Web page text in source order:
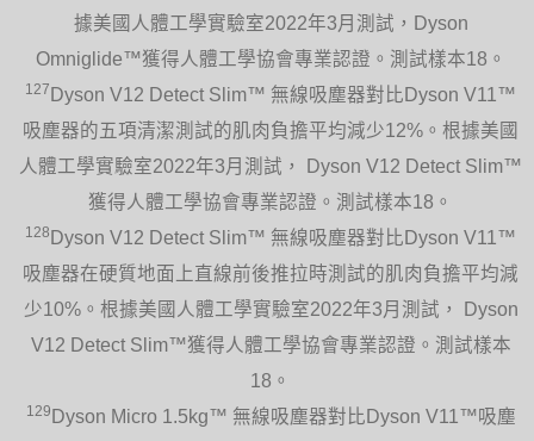
據美國人體工學實驗室2022年3月測試，Dyson
Omniglide™獲得人體工學協會專業認證。測試樣本18。
127 Dyson V12 Detect Slim™ 無線吸塵器對比Dyson V11™
吸塵器的五項清潔測試的肌肉負擔平均減少12%。根據美國
人體工學實驗室2022年3月測試， Dyson V12 Detect Slim™
獲得人體工學協會專業認證。測試樣本18。
128 Dyson V12 Detect Slim™ 無線吸塵器對比Dyson V11™
吸塵器在硬質地面上直線前後推拉時測試的肌肉負擔平均減
少10%。根據美國人體工學實驗室2022年3月測試， Dyson
V12 Detect Slim™獲得人體工學協會專業認證。測試樣本
18。
129 Dyson Micro 1.5kg™ 無線吸塵器對比Dyson V11™吸塵